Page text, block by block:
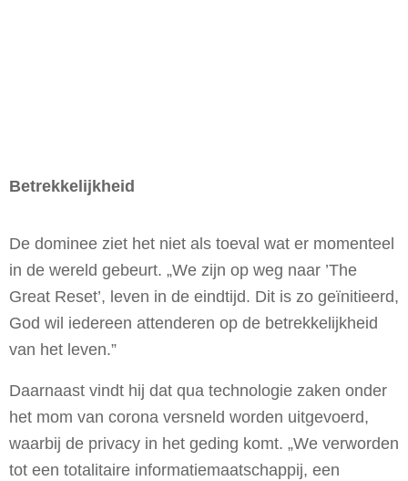
Betrekkelijkheid
De dominee ziet het niet als toeval wat er momenteel
in de wereld gebeurt. „We zijn op weg naar ’The
Great Reset’, leven in de eindtijd. Dit is zo geïnitieerd,
God wil iedereen attenderen op de betrekkelijkheid
van het leven.”
Daarnaast vindt hij dat qua technologie zaken onder
het mom van corona versneld worden uitgevoerd,
waarbij de privacy in het geding komt. „We verworden
tot een totalitaire informatiemaatschappij, een